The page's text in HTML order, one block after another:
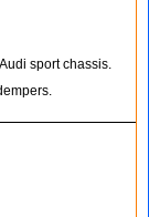
sport chassis.